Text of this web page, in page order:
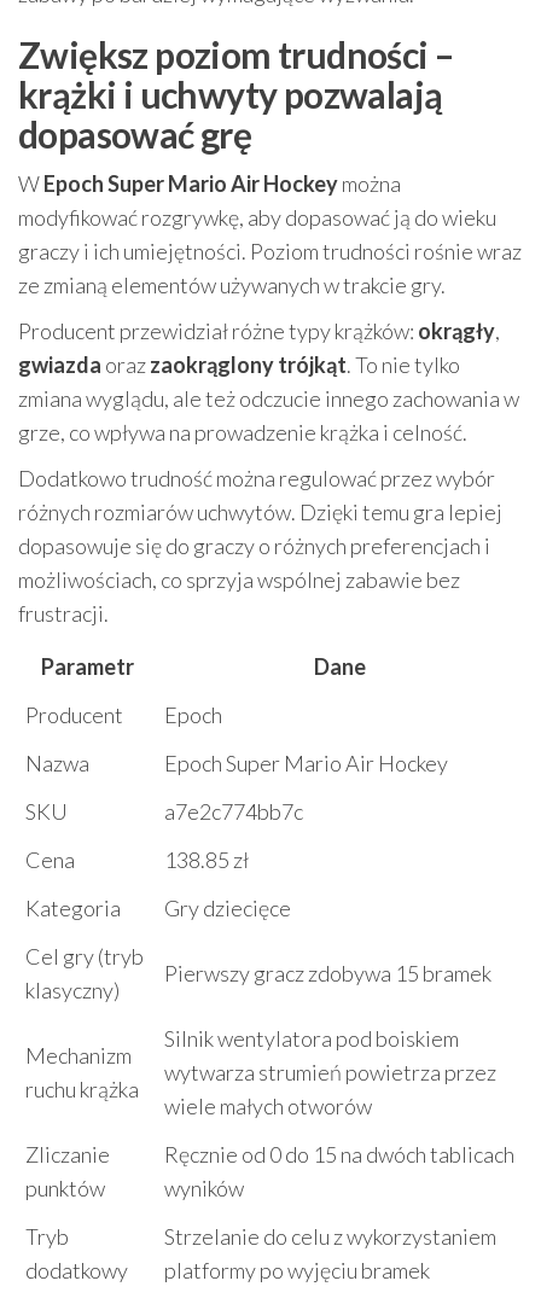
Zwiększ poziom trudności –
krążki i uchwyty pozwalają
dopasować grę
WEpoch Super Mario Air Hockeymożna
modyfikować rozgrywkę, aby dopasować ją do wieku
graczy i ich umiejętności. Poziom trudności rośnie wraz
ze zmianą elementów używanych w trakcie gry.
Producent przewidział różne typy krążków: okrągły,
gwiazda orazzaokrąglony trójkąt. To nie tylko
zmiana wyglądu, ale też odczucie innego zachowania w
grze, co wpływa na prowadzenie krążka i celność.
Dodatkowo trudność można regulować przez wybór
różnych rozmiarów uchwytów. Dzięki temu gra lepiej
dopasowuje się do graczy o różnych preferencjach i
możliwościach, co sprzyja wspólnej zabawie bez
frustracji.
Parametr
Dane
Producent
Epoch
Nazwa
Epoch Super Mario Air Hockey
SKU
a7e2c774bb7c
Cena
138.85 zł
Kategoria
Gry dziecięce
Cel gry (tryb
klasyczny)
Pierwszy gracz zdobywa 15 bramek
Mechanizm
ruchu krążka
Silnik wentylatora pod boiskiem
wytwarza strumień powietrza przez
wiele małych otworów
Zliczanie
punktów
Ręcznie od 0 do 15 na dwóch tablicach
wyników
Tryb
dodatkowy
Strzelanie do celu z wykorzystaniem
platformy po wyjęciu bramek